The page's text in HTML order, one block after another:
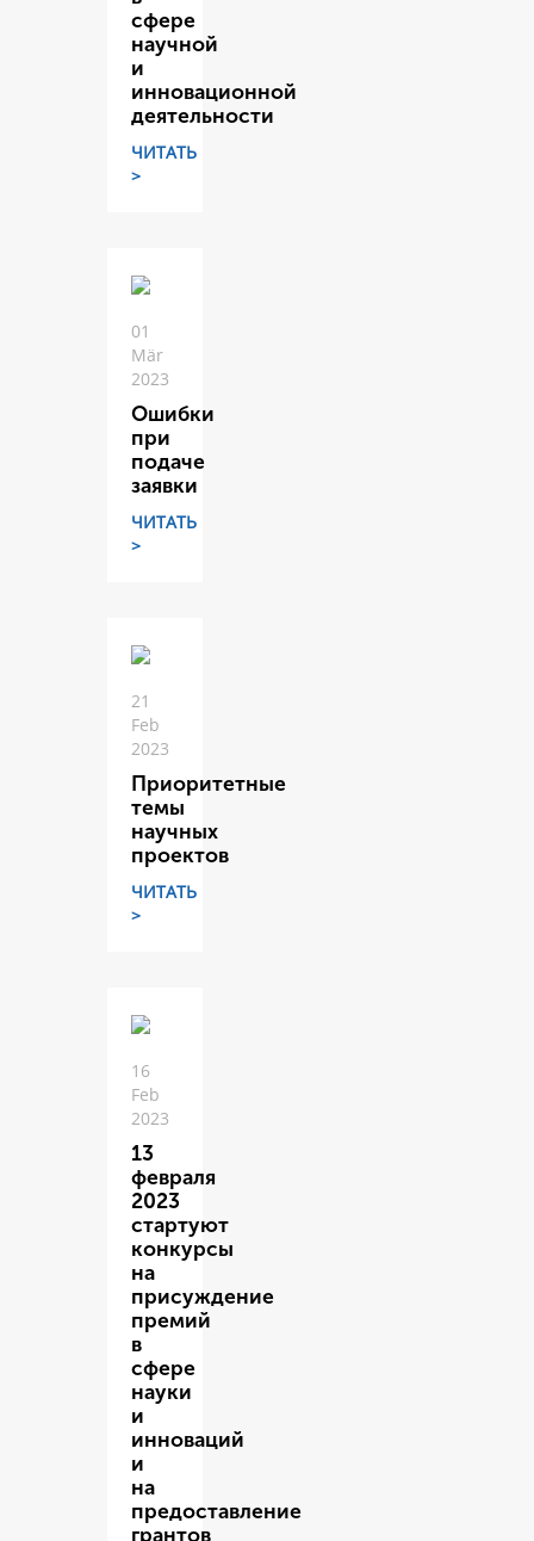
сфере
научной
и
инновационной
деятельности
ЧИТАТЬ
>
01
Mär
2023
Ошибки
при
подаче
заявки
ЧИТАТЬ
>
21
Feb
2023
Приоритетные
темы
научных
проектов
ЧИТАТЬ
>
16
Feb
2023
13
февраля
2023
стартуют
конкурсы
на
присуждение
премий
в
сфере
науки
и
инноваций
и
на
предоставление
грантов